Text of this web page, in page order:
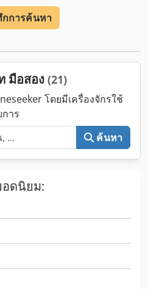
การค้นหา
มือสอง (21)
โดยมีเครื่องจักรใช้
าร
ค้นหา
อดนิยม: